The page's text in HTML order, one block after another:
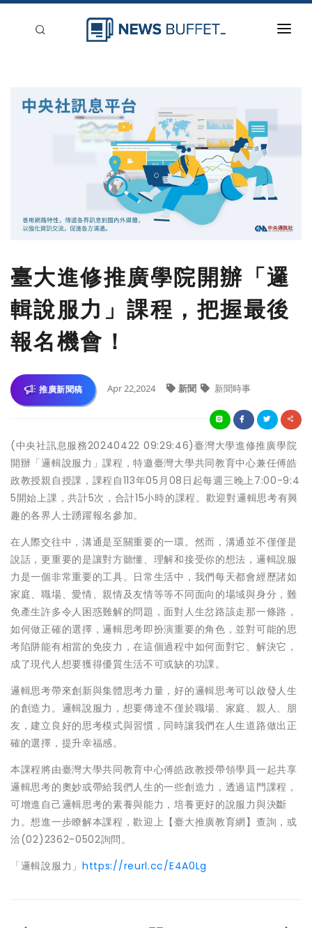
臺大進修推廣學院開辦「邏
輯說服力」課程，把握最後
報名機會！
推廣新聞稿 Apr 22,2024 新聞 新聞時事
(中央社訊息服務20240422 09:29:46)臺灣大學進修推廣學院
開辦「邏輯說服力」課程，特邀臺灣大學共同教育中心兼任傅皓
政教授親自授課，課程自113年05月08日起每週三晚上7:00-9:4
5開始上課，共計5次，合計15小時的課程。歡迎對邏輯思考有興
趣的各界人士踴躍報名參加。
在人際交往中，溝通是至關重要的一環。然而，溝通並不僅僅是
說話，更重要的是讓對方聽懂、理解和接受你的想法，邏輯說服
力是一個非常重要的工具。日常生活中，我們每天都會經歷諸如
家庭、職場、愛情、親情及友情等等不同面向的場域與身分，難
免產生許多令人困惑難解的問題，面對人生岔路該走那一條路，
如何做正確的選擇，邏輯思考即扮演重要的角色，並對可能的思
考陷阱能有相當的免疫力，在這個過程中如何面對它、解決它，
成了現代人想要獲得優質生活不可或缺的功課。
邏輯思考帶來創新與集體思考力量，好的邏輯思考可以啟發人生
的創造力。邏輯說服力，想要傳達不僅於職場、家庭、親人、朋
友，建立良好的思考模式與習慣，同時讓我們在人生道路做出正
確的選擇，提升幸福感。
本課程將由臺灣大學共同教育中心傅皓政教授帶領學員一起共享
邏輯思考的奧妙或帶給我們人生的一些創造力，透過這門課程，
可增進自己邏輯思考的素養與能力，培養更好的說服力與決斷
力。想進一步瞭解本課程，歡迎上【臺大推廣教育網】查詢，或
洽(02)2362-0502詢問。
「邏輯說服力」 https://reurl.cc/E4A0Lg